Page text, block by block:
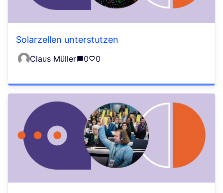
Solarzellen unterstutzen
Claus Müller 0 0